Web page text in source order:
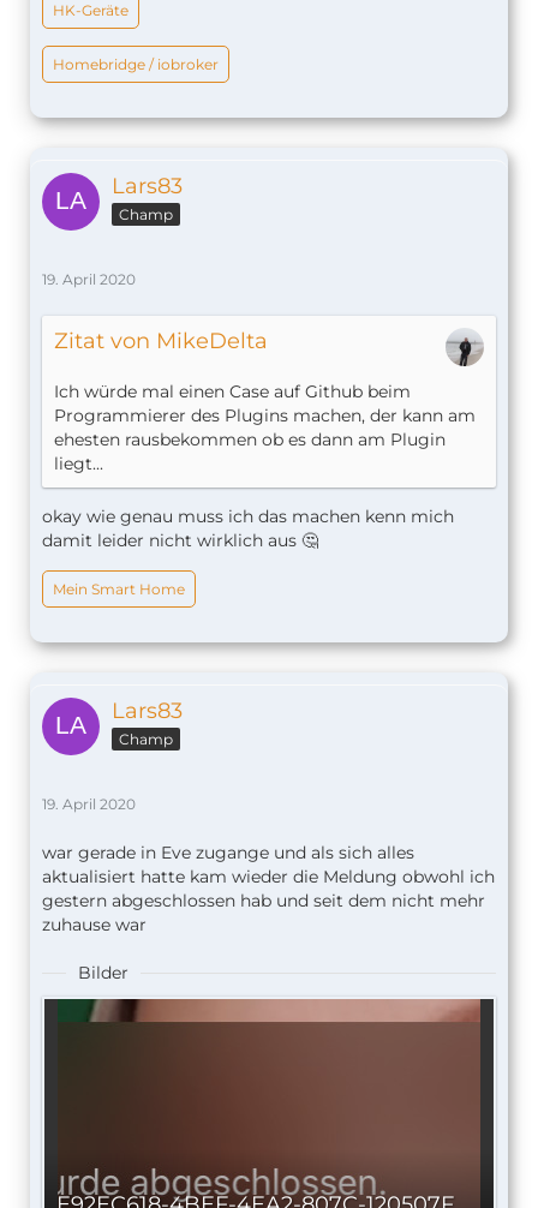
HK-Geräte
Homebridge / iobroker
Lars83
Champ
19. April 2020
Zitat von MikeDelta
Ich würde mal einen Case auf Github beim
Programmierer des Plugins machen, der kann am
ehesten rausbekommen ob es dann am Plugin
liegt...
okay wie genau muss ich das machen kenn mich
damit leider nicht wirklich aus 🤔
Mein Smart Home
Lars83
Champ
19. April 2020
war gerade in Eve zugange und als sich alles
aktualisiert hatte kam wieder die Meldung obwohl ich
gestern abgeschlossen hab und seit dem nicht mehr
zuhause war
Bilder